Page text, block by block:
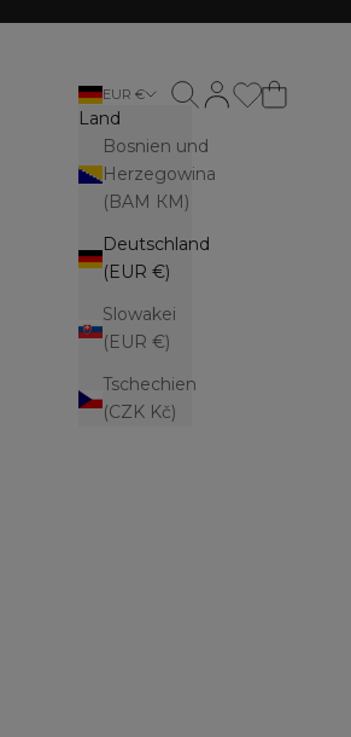
EUR €
Land
Bosnien und
Herzegowina
(BAM КМ)
Deutschland
(EUR €)
Slowakei
(EUR €)
Tschechien
(CZK Kč)
Suche öffnen